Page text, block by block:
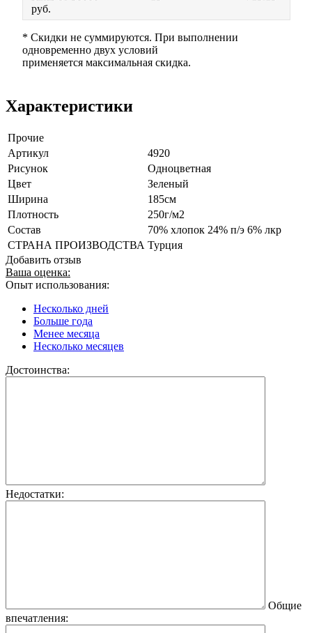
руб.
* Скидки не суммируются. При выполнении
одновременно двух условий
применяется максимальная скидка.
Характеристики
Прочие
Артикул
4920
Рисунок
Одноцветная
Цвет
Зеленый
Ширина
185см
Плотность
250г/м2
Состав
70% хлопок 24% п/э 6% лкр
СТРАНА ПРОИЗВОДСТВА Турция
Добавить отзыв
Ваша оценка:
Опыт использования:
Несколько дней
Больше года
Менее месяца
Несколько месяцев
Достоинства:
Недостатки:
Общие
впечатления: